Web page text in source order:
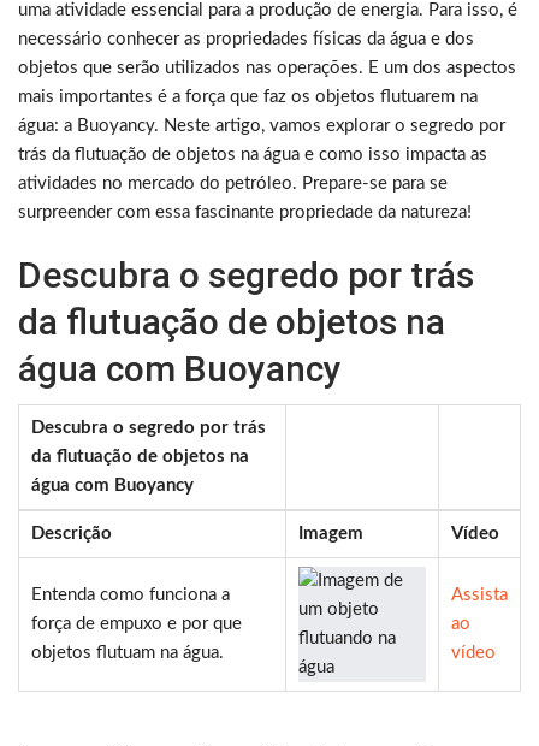
uma atividade essencial para a produção de energia. Para isso, é
necessário conhecer as propriedades físicas da água e dos
objetos que serão utilizados nas operações. E um dos aspectos
mais importantes é a força que faz os objetos flutuarem na
água: a Buoyancy. Neste artigo, vamos explorar o segredo por
trás da flutuação de objetos na água e como isso impacta as
atividades no mercado do petróleo. Prepare-se para se
surpreender com essa fascinante propriedade da natureza!
Descubra o segredo por trás
da flutuação de objetos na
água com Buoyancy
Descubra o segredo por trás
da flutuação de objetos na
água com Buoyancy
Descrição Imagem Vídeo
Entenda como funciona a
força de empuxo e por que
objetos flutuam na água.
Assista
ao
vídeo